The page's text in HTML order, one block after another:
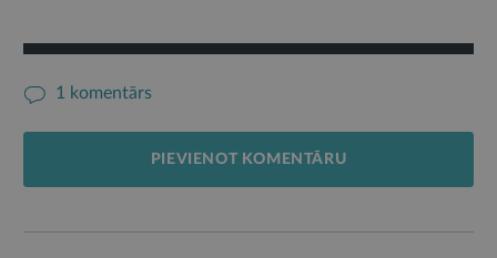
1 komentārs
PIEVIENOT KOMENTĀRU